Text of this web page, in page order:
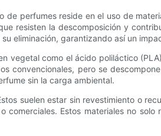
perfumes reside en el uso de
resisten la descomposición y
eliminación, garantizando así un
vegetal como el ácido poliláctico
convencionales, pero se
sin la carga ambiental.
suelen estar sin revestimiento o
Estos materiales no